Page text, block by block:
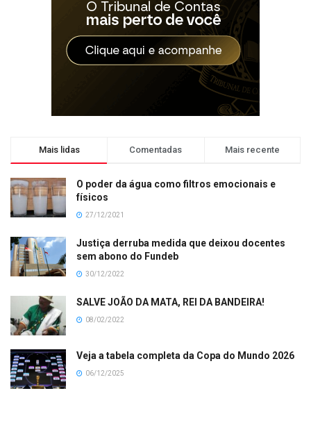
Mais lidas Comentadas Mais recente
O poder da água como filtros emocionais e
físicos
27/12/2021
Justiça derruba medida que deixou docentes
sem abono do Fundeb
30/12/2022
SALVE JOÃO DA MATA, REI DA BANDEIRA!
08/02/2022
Veja a tabela completa da Copa do Mundo 2026
06/12/2025